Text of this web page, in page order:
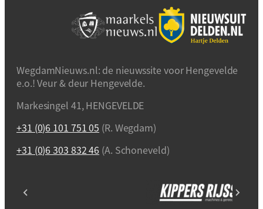
WegdamNieuws.nl: de nieuwssite voor Hengevelde
e.o.! Veur & deur Hengevelde.
Markesingel 41, HENGEVELDE
+31 (0)6 101 751 05 (R. Wegdam)
+31 (0)6 303 832 46 (A. Schoneveld)